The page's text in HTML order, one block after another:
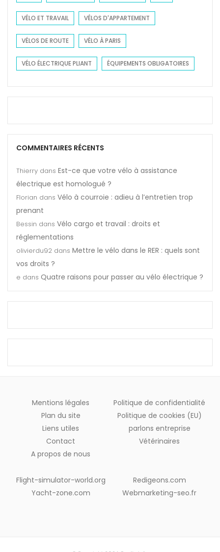
VÉLO ET TRAVAIL VÉLOS D'APPARTEMENT
VÉLOS DE ROUTE VÉLO À PARIS
VÉLO ÉLECTRIQUE PLIANT ÉQUIPEMENTS OBLIGATOIRES
COMMENTAIRES RÉCENTS
Thierry dans Est-ce que votre vélo à assistance
électrique est homologué ?
Florian dans Vélo à courroie : adieu à l’entretien trop
prenant
Bessin dans Vélo cargo et travail : droits et
réglementations
olivierdu92 dans Mettre le vélo dans le RER : quels sont
vos droits ?
e dans Quatre raisons pour passer au vélo électrique ?
Mentions légales
Plan du site
Liens utiles
Contact
A propos de nous
Politique de confidentialité
Politique de cookies (EU)
parlons entreprise
Vétérinaires
Flight-simulator-world.org
Yacht-zone.com
Redigeons.com
Webmarketing-seo.fr